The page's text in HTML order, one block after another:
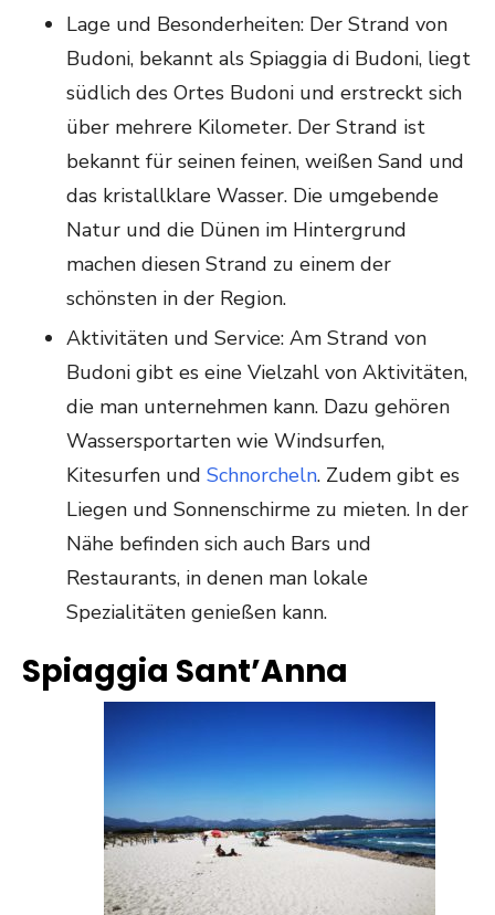
Lage und Besonderheiten: Der Strand von
Budoni, bekannt als Spiaggia di Budoni, liegt
südlich des Ortes Budoni und erstreckt sich
über mehrere Kilometer. Der Strand ist
bekannt für seinen feinen, weißen Sand und
das kristallklare Wasser. Die umgebende
Natur und die Dünen im Hintergrund
machen diesen Strand zu einem der
schönsten in der Region.
Aktivitäten und Service: Am Strand von
Budoni gibt es eine Vielzahl von Aktivitäten,
die man unternehmen kann. Dazu gehören
Wassersportarten wie Windsurfen,
Kitesurfen und Schnorcheln. Zudem gibt es
Liegen und Sonnenschirme zu mieten. In der
Nähe befinden sich auch Bars und
Restaurants, in denen man lokale
Spezialitäten genießen kann.
Spiaggia Sant’Anna